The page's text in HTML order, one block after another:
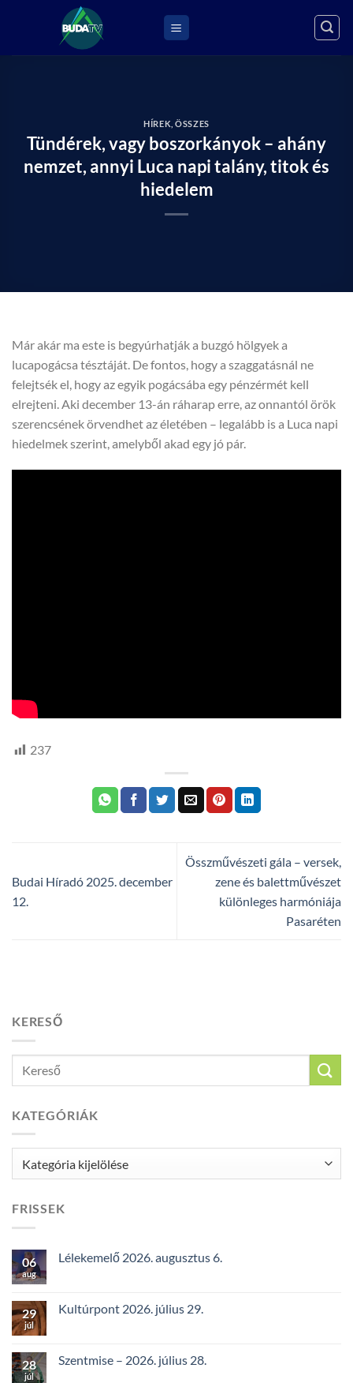
HÍREK ,ÖSSZES
Tündérek, vagy boszorkányok – ahány
nemzet, annyi Luca napi talány, titok és
hiedelem
Már akár ma este is begyúrhatják a buzgó hölgyek a
lucapogácsa tésztáját. De fontos, hogy a szaggatásnál ne
felejtsék el, hogy az egyik pogácsába egy pénzérmét kell
elrejteni. Aki december 13-án ráharap erre, az onnantól örök
szerencsének örvendhet az életében – legalább is a Luca napi
hiedelmek szerint, amelyből akad egy jó pár.
237
Budai Híradó 2025. december
12.
Összművészeti gála – versek,
zene és balettművészet
különleges harmóniája
Pasaréten
KERESŐ
KATEGÓRIÁK
FRISSEK
06
aug
Lélekemelő 2026. augusztus 6.
29
júl
Kultúrpont 2026. július 29.
28
júl
Szentmise – 2026. július 28.